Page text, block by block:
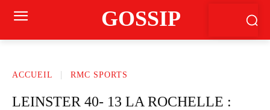
GOSSIP
ACCUEIL RMC SPORTS
LEINSTER 40- 13 LA ROCHELLE :